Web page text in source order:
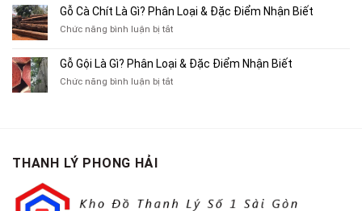
Cũ,
Xe
Cũ
TP.HCM
Sách
Tạp
Chí
Địa
Chỉ
Bán
Áo
Gỗ Cà Chít Là Gì? Phân Loại & Đặc Điểm Nhận Biết
Chức năng bình luận bị tắtở
Chít
Là
Gỗ Gội Là Gì? Phân Loại & Đặc Điểm Nhận Biết
Chức năng bình luận bị tắtở
Điểm
THANH LÝ PHONG HẢI